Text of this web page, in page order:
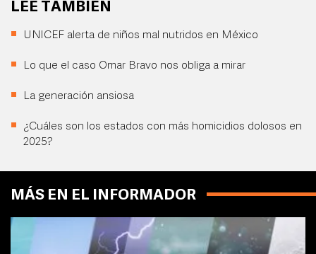
LEE TAMBIÉN
UNICEF alerta de niños mal nutridos en México
Lo que el caso Omar Bravo nos obliga a mirar
La generación ansiosa
¿Cuáles son los estados con más homicidios dolosos en
2025?
MÁS EN EL INFORMADOR